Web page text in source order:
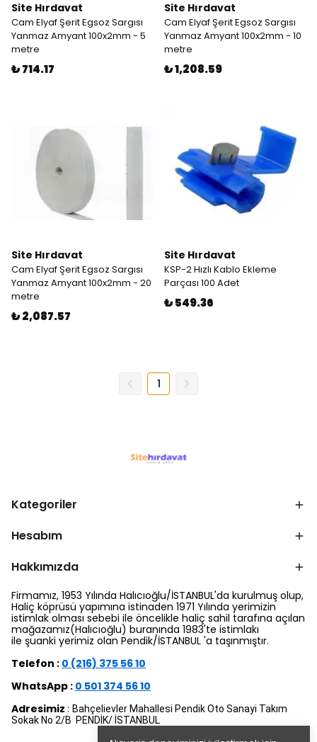
Site Hırdavat
Cam Elyaf Şerit Egsoz Sargısı
Yanmaz Amyant 100x2mm - 5
metre
₺ 714.17
Site Hırdavat
Cam Elyaf Şerit Egsoz Sargısı
Yanmaz Amyant 100x2mm - 10
metre
₺ 1,208.59
Site Hırdavat
Cam Elyaf Şerit Egsoz Sargısı
Yanmaz Amyant 100x2mm - 20
metre
₺ 2,087.57
Site Hırdavat
KSP-2 Hızlı Kablo Ekleme
Parçası 100 Adet
₺ 549.36
1
Kategoriler
Hesabım
Hakkımızda
Firmamız, 1953 Yılında Halıcıoğlu/İSTANBUL'da kurulmuş olup,
Haliç köprüsü yapımına istinaden 1971 Yılında yerimizin
istimlak olması sebebi ile öncelikle haliç sahil tarafına açılan
mağazamız(Halıcıoğlu) buranında 1983'te istimlakı
ile şuanki yerimiz olan Pendik/İSTANBUL 'a taşınmıştır.
Telefon : 0 (216) 375 56 10
WhatsApp : 0 501 374 56 10
Adresimiz : Bahçelievler Mahallesi Pendik Oto Sanayi Takım
Sokak No 2/B PENDİK/ İSTANBUL